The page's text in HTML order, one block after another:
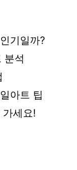
기일까?
분석
아트 팁
세요!